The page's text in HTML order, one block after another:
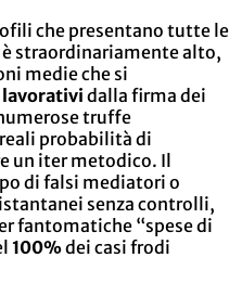
che presentano tutte le
straordinariamente alto,
medie che si
lavorativi dalla firma dei
truffe
probabilità di
un iter metodico. Il
di falsi mediatori o
senza controlli,
fantomatiche “spese di
100%dei casi frodi